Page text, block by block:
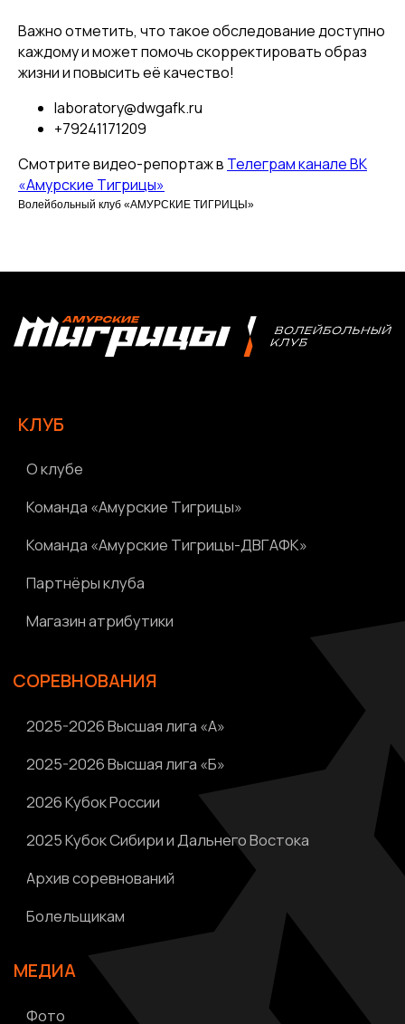
Важно отметить, что такое обследование доступно
каждому и может помочь скорректировать образ
жизни и повысить её качество!
laboratory@dwgafk.ru
+79241171209
Смотрите видео-репортаж в Телеграм канале ВК
«Амурские Тигрицы»
Волейбольный клуб «АМУРСКИЕ ТИГРИЦЫ»
Магазин атрибутики
СОРЕВНОВАНИЯ
2025-2026 Высшая лига «А»
2026 Кубок России
2025 Кубок Сибири и Дальнего Востока
Фото
Видео | Радио
Ⓒ 2023-2025 АНО «ВК «Амурские тигрицы»
Связаться с разработчиком сайта